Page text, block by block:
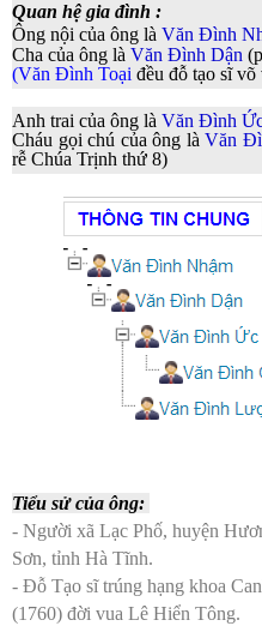
Quan hệ gia đình :
Ông nội của ông là Văn Đình
Cha của ông là Văn Đình Dận
(Văn Đình Toại đều đỗ tạo sĩ
Anh trai của ông là Văn Đình
Cháu gọi chú của ông làVăn
rễ Chúa Trịnh thứ 8)
Tiểu sử của ông:
- Người xã Lạc Phố, huyện
Sơn, tỉnh Hà Tĩnh.
- Đỗ Tạo sĩ trúng hạng khoa
(1760) đời vua Lê Hiển Tông.